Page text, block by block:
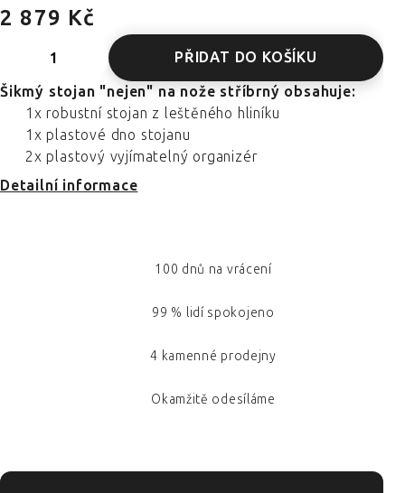
2 879 Kč
PŘIDAT DO KOŠÍKU
Šikmý stojan "nejen" na nože stříbrný obsahuje:
1x robustní stojan z leštěného hliníku
1x plastové dno stojanu
2x plastový vyjímatelný organizér
Detailní informace
100 dnů na vrácení
99 % lidí spokojeno
4 kamenné prodejny
Okamžitě odesíláme
ZÁPATÍ